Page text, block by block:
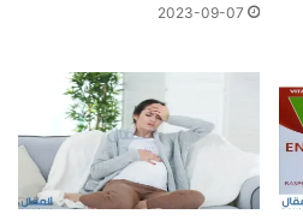
2023-09-07